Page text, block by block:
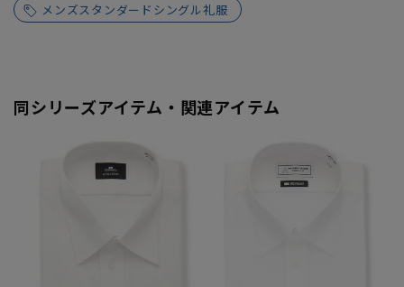
メンズスタンダードシングル礼服
同シリーズアイテム・関連アイテム